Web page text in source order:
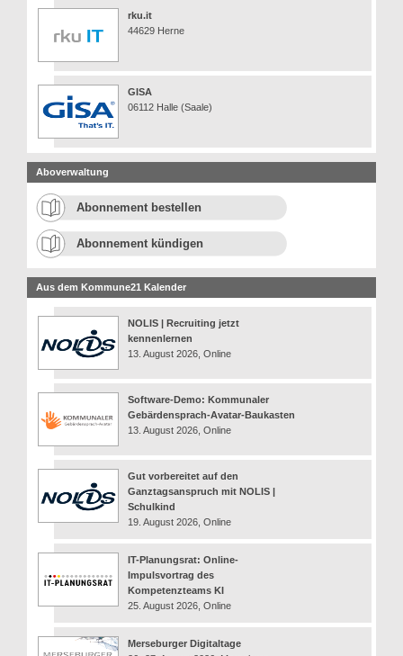
rku.it
44629 Herne
GISA
06112 Halle (Saale)
Aboverwaltung
Abonnement bestellen
Abonnement kündigen
Aus dem Kommune21 Kalender
NOLIS | Recruiting jetzt
kennenlernen
13. August 2026, Online
Software-Demo: Kommunaler
Gebärdensprach-Avatar-Baukasten
13. August 2026, Online
Gut vorbereitet auf den
Ganztagsanspruch mit NOLIS |
Schulkind
19. August 2026, Online
IT-Planungsrat: Online-
Impulsvortrag des
Kompetenzteams KI
25. August 2026, Online
Merseburger Digitaltage